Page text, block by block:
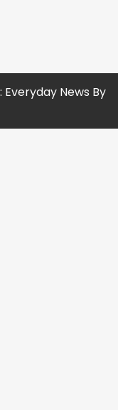
Everyday News By